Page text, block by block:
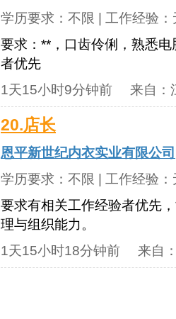
学历要求： 不限 | 工作经验：
要求：**，口齿伶俐，熟悉
者优先
1天15小时9分钟前 来自：
20.店长
恩平新世纪内衣实业有限公司
学历要求： 不限 | 工作经验：
要求有相关工作经验者优先
理与组织能力。
1天15小时18分钟前 来自